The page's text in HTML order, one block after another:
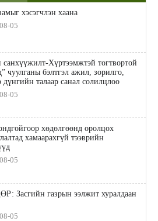
хэсэгчлэн хаана
05
санхүүжилт-Хүртээмжтэй тогтвортой
чуулганы бэлтгэл ажил, зорилго,
дүнгийн талаар санал солилцлоо
05
хөдөлгөөнд оролцох
хамаарахгүй тээврийн
05
Засгийн газрын ээлжит хуралдаан
05